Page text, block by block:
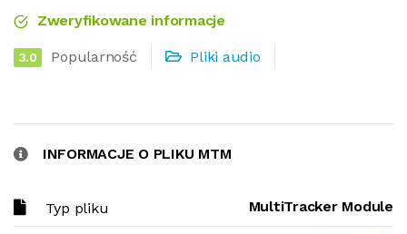
Zweryfikowane informacje
3.0 Popularność Pliki audio
INFORMACJE O PLIKU MTM
Typ pliku MultiTracker Module